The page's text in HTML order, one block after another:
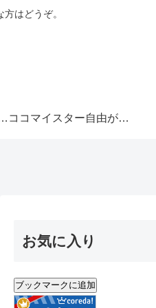
はどうぞ。
ター銀座一丁目店 ココマイスター自由が丘店
お気に入り